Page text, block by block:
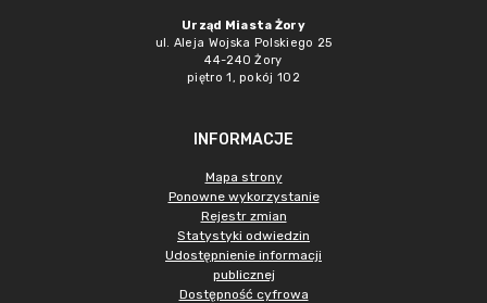
Urząd Miasta Żory
ul. Aleja Wojska Polskiego 25
44-240 Żory
piętro 1, pokój 102
INFORMACJE
Mapa strony
Ponowne wykorzystanie
Rejestr zmian
Statystyki odwiedzin
Udostępnienie informacji
publicznej
Dostępność cyfrowa